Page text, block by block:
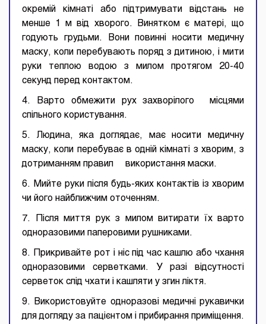
окремій кімнаті або підтримувати відстань не
менше 1 м від хворого. Винятком є матері, що
годують грудьми. Вони повинні носити медичну
маску, коли перебувають поряд з дитиною, і мити
руки теплою водою з милом протягом 20-40
секунд перед контактом.
4. Варто обмежити рух захворілого місцями
спільного користування.
5. Людина, яка доглядає, має носити медичну
маску, коли перебуває в одній кімнаті з хворим, з
дотриманням правил використання маски.
6. Мийте руки після будь-яких контактів із хворим
чи його найближчим оточенням.
7. Після миття рук з милом витирати їх варто
одноразовими паперовими рушниками.
8. Прикривайте рот і ніс під час кашлю або чхання
одноразовими серветками. У разі відсутності
серветок слід чхати і кашляти у згин ліктя.
9. Використовуйте одноразові медичні рукавички
для догляду за пацієнтом і прибирання приміщення.